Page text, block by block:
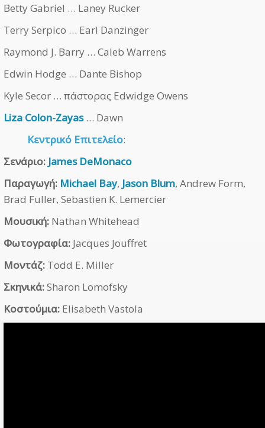
Betty Gabriel … Laney Rucker
Terry Serpico … Earl Danzinger
Raymond J. Barry … Caleb Warrens
Edwin Hodge … Dante Bishop
Kyle Secor … πάστορας Edwidge Owens
Liza Colon-Zayas… Dawn
Κεντρικό Επιτελείο:
Σενάριο: James DeMonaco
Παραγωγή: Michael Bay, Jason Blum, Andrew Form,
Brad Fuller, Sebastien K. Lemercier
Μουσική: Nathan Whitehead
Φωτογραφία: Jacques Jouffret
Μοντάζ: Todd E. Miller
Σκηνικά:Sharon Lomofsky
Κοστούμια: Elisabeth Vastola